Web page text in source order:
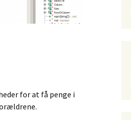
for at få penge i